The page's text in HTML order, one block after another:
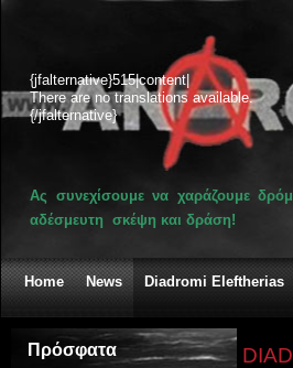
{jfalternative}515|content|
There are no translations available.
{/jfalternative}
Ας συνεχίσουμε να χαράζουμε
αδέσμευτη σκέψη και δράση!
Home News Diadromi Eleftherias
Πρόσφατα